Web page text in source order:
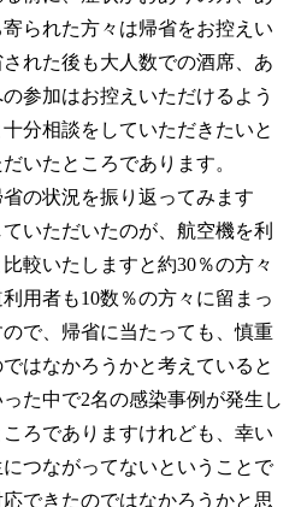
られた方々は帰省をお控えい
れた後も大人数での酒席、あ
参加はお控えいただけるよう
分相談をしていただきたいと
いたところであります。
の状況を振り返ってみます
いただいたのが、航空機を利
較いたしますと約30％の方々
用者も10数％の方々に留まっ
で、帰省に当たっても、慎重
はなかろうかと考えていると
た中で2名の感染事例が発生し
ろでありますけれども、幸い
つながってないということで
できたのではなかろうかと思